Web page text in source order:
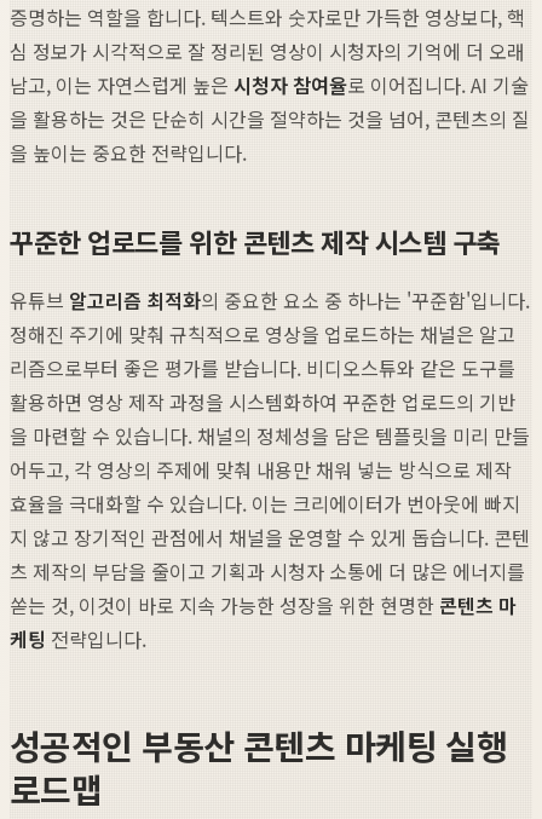
증명하는 역할을 합니다. 텍스트와 숫자로만 가득한 영상보다, 핵
심 정보가 시각적으로 잘 정리된 영상이 시청자의 기억에 더 오래
남고, 이는 자연스럽게 높은 시청자 참여율로 이어집니다. AI 기술
을 활용하는 것은 단순히 시간을 절약하는 것을 넘어, 콘텐츠의 질
을 높이는 중요한 전략입니다.
꾸준한 업로드를 위한 콘텐츠 제작 시스템 구축
유튜브 알고리즘 최적화의 중요한 요소 중 하나는 '꾸준함'입니다.
정해진 주기에 맞춰 규칙적으로 영상을 업로드하는 채널은 알고
리즘으로부터 좋은 평가를 받습니다. 비디오스튜와 같은 도구를
활용하면 영상 제작 과정을 시스템화하여 꾸준한 업로드의 기반
을 마련할 수 있습니다. 채널의 정체성을 담은 템플릿을 미리 만들
어두고, 각 영상의 주제에 맞춰 내용만 채워 넣는 방식으로 제작
효율을 극대화할 수 있습니다. 이는 크리에이터가 번아웃에 빠지
지 않고 장기적인 관점에서 채널을 운영할 수 있게 돕습니다. 콘텐
츠 제작의 부담을 줄이고 기획과 시청자 소통에 더 많은 에너지를
쏟는 것, 이것이 바로 지속 가능한 성장을 위한 현명한 콘텐츠 마
케팅 전략입니다.
성공적인 부동산 콘텐츠 마케팅 실행
로드맵